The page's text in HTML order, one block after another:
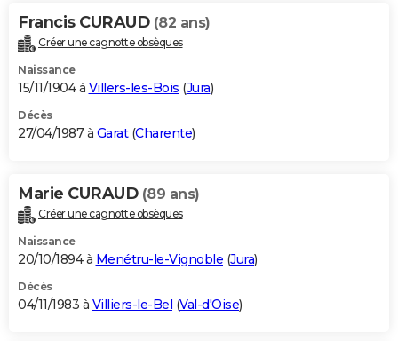
Francis CURAUD (82 ans)
Créer une cagnotte obsèques
Naissance
15/11/1904 à Villers-les-Bois (Jura)
Décès
27/04/1987 à Garat(Charente)
Marie CURAUD (89 ans)
Créer une cagnotte obsèques
Naissance
20/10/1894 à Menétru-le-Vignoble (Jura)
Décès
04/11/1983 à Villiers-le-Bel (Val-d'Oise)